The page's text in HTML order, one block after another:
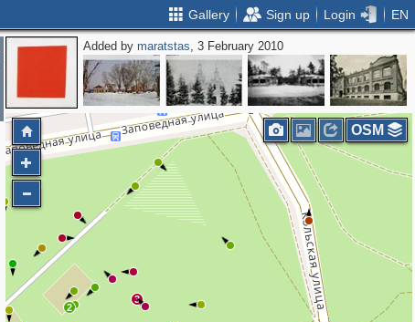
Gallery Sign up Login EN
Added bymaratstas, 3 February 2010
3
2
OSM